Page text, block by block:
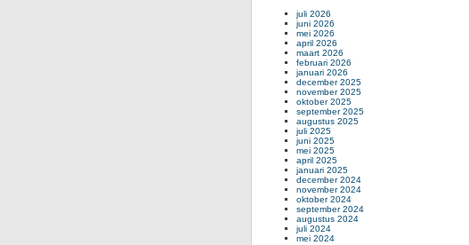
juli 2026
juni 2026
mei 2026
april 2026
maart 2026
februari 2026
januari 2026
december 2025
november 2025
oktober 2025
september 2025
augustus 2025
juli 2025
juni 2025
mei 2025
april 2025
januari 2025
december 2024
november 2024
oktober 2024
september 2024
augustus 2024
juli 2024
mei 2024